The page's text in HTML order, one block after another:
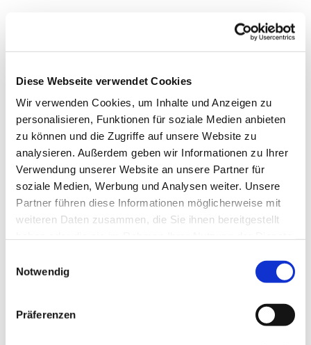
Diese Webseite verwendet Cookies
Wir verwenden Cookies, um Inhalte und Anzeigen zu
personalisieren, Funktionen für soziale Medien anbieten
zu können und die Zugriffe auf unsere Website zu
analysieren. Außerdem geben wir Informationen zu Ihrer
Verwendung unserer Website an unsere Partner für
soziale Medien, Werbung und Analysen weiter. Unsere
Partner führen diese Informationen möglicherweise mit
weiteren Daten zusammen, die Sie ihnen bereitgestellt
Notwendig
Präferenzen
Dies könnte Sie auch interessieren